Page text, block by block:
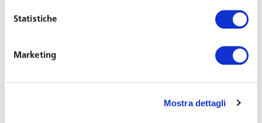
Statistiche
Marketing
Mostra dettagli
prevede
che il lavoratore che assiste il familiare disabile ha diritto
proprio domicilio e non può essere trasferito in altra sede
La giurisprudenza ha elaborato una lettura